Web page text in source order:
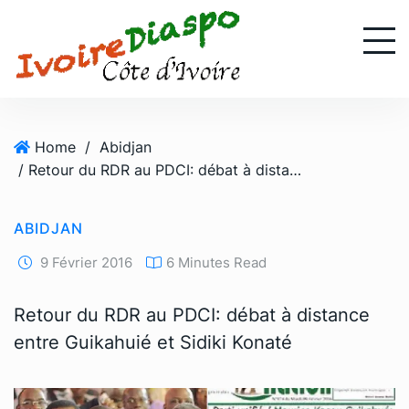
Home / Abidjan
/ Retour du RDR au PDCI: débat à distance entre Guikahuié et Sidiki Konaté
ABIDJAN
9 Février 2016 6 Minutes Read
Retour du RDR au PDCI: débat à distance
entre Guikahuié et Sidiki Konaté